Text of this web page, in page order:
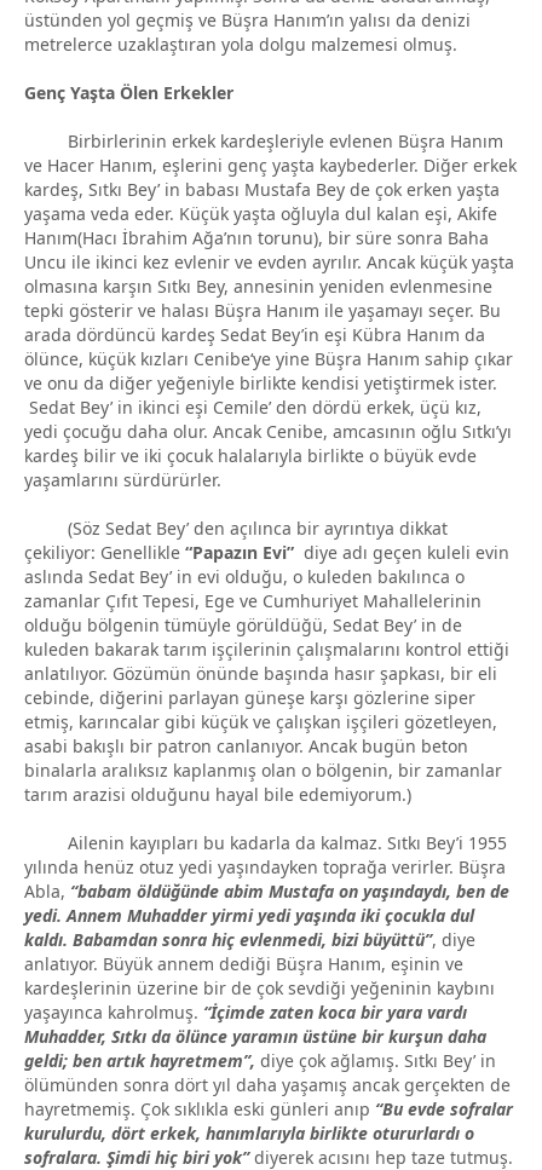
üstünden yol geçmiş ve Büşra Hanım’ın yalısı da denizi
metrelerce uzaklaştıran yola dolgu malzemesi olmuş.
Genç Yaşta Ölen Erkekler
Birbirlerinin erkek kardeşleriyle evlenen Büşra Hanım
ve Hacer Hanım, eşlerini genç yaşta kaybederler. Diğer erkek
kardeş, Sıtkı Bey’ in babası Mustafa Bey de çok erken yaşta
yaşama veda eder. Küçük yaşta oğluyla dul kalan eşi, Akife
Hanım(Hacı İbrahim Ağa’nın torunu), bir süre sonra Baha
Uncu ile ikinci kez evlenir ve evden ayrılır. Ancak küçük yaşta
olmasına karşın Sıtkı Bey, annesinin yeniden evlenmesine
tepki gösterir ve halası Büşra Hanım ile yaşamayı seçer. Bu
arada dördüncü kardeş Sedat Bey’in eşi Kübra Hanım da
ölünce, küçük kızları Cenibe‘ye yine Büşra Hanım sahip çıkar
ve onu da diğer yeğeniyle birlikte kendisi yetiştirmek ister.
Sedat Bey’ in ikinci eşi Cemile’ den dördü erkek, üçü kız,
yedi çocuğu daha olur. Ancak Cenibe, amcasının oğlu Sıtkı’yı
kardeş bilir ve iki çocuk halalarıyla birlikte o büyük evde
yaşamlarını sürdürürler.
(Söz Sedat Bey’ den açılınca bir ayrıntıya dikkat
çekiliyor: Genellikle “Papazın Evi” diye adı geçen kuleli evin
aslında Sedat Bey’ in evi olduğu, o kuleden bakılınca o
zamanlar Çıfıt Tepesi, Ege ve Cumhuriyet Mahallelerinin
olduğu bölgenin tümüyle görüldüğü, Sedat Bey’ in de
kuleden bakarak tarım işçilerinin çalışmalarını kontrol ettiği
anlatılıyor. Gözümün önünde başında hasır şapkası, bir eli
cebinde, diğerini parlayan güneşe karşı gözlerine siper
etmiş, karıncalar gibi küçük ve çalışkan işçileri gözetleyen,
asabi bakışlı bir patron canlanıyor. Ancak bugün beton
binalarla aralıksız kaplanmış olan o bölgenin, bir zamanlar
tarım arazisi olduğunu hayal bile edemiyorum.)
Ailenin kayıpları bu kadarla da kalmaz. Sıtkı Bey’i 1955
yılında henüz otuz yedi yaşındayken toprağa verirler. Büşra
Abla, “babam öldüğünde abim Mustafa on yaşındaydı, ben de
yedi. Annem Muhadder yirmi yedi yaşında iki çocukla dul
kaldı. Babamdan sonra hiç evlenmedi, bizi büyüttü”, diye
anlatıyor. Büyük annem dediği Büşra Hanım, eşinin ve
kardeşlerinin üzerine bir de çok sevdiği yeğeninin kaybını
yaşayınca kahrolmuş. “İçimde zaten koca bir yara vardı
Muhadder, Sıtkı da ölünce yaramın üstüne bir kurşun daha
geldi; ben artık hayretmem”, diye çok ağlamış. Sıtkı Bey’ in
ölümünden sonra dört yıl daha yaşamış ancak gerçekten de
hayretmemiş. Çok sıklıkla eski günleri anıp “Bu evde sofralar
kurulurdu, dört erkek, hanımlarıyla birlikte otururlardı o
sofralara. Şimdi hiç biri yok”diyerek acısını hep taze tutmuş.